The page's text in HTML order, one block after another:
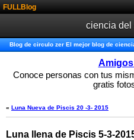
FULLBlog
ciencia del
Blog de circulo zer El mejor blog de
Amigos
Conoce personas con tus
gratis
« Luna Nueva de Piscis 20 -3- 2015
Luna llena de Piscis 5-3-